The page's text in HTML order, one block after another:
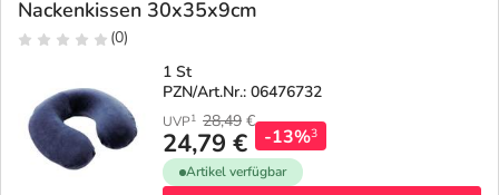
Nackenkissen 30x35x9cm
(0)
1 St
PZN/Art.Nr.: 06476732
UVP1 28,49 €
24,79 € -13%3
Artikel verfügbar